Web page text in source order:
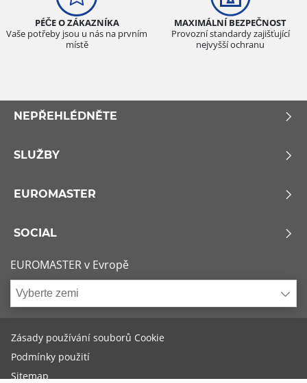
PÉČE O ZÁKAZNÍKA
Vaše potřeby jsou u nás na prvním
místě
MAXIMÁLNÍ BEZPEČNOST
Provozní standardy zajišťující
nejvyšší ochranu
NEPŘEHLÉDNĚTE
SLUŽBY
EUROMASTER
SOCIAL
EUROMASTER v Evropě
Vyberte zemi
Zásady používání souborů Cookie
Podmínky použití
Sitemap